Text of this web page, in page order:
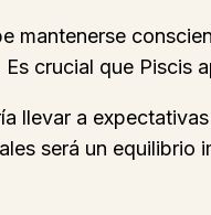
mantenerse
crucial que Piscis
llevar a
será un equilibrio